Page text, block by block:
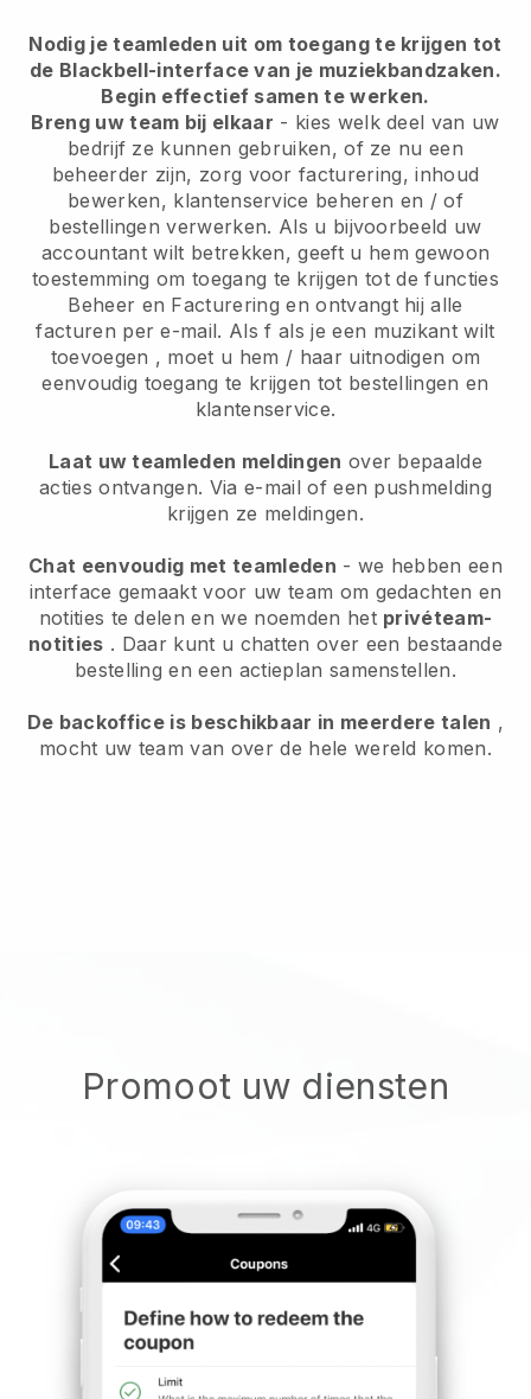
Nodig je teamleden uit om toegang te krijgen tot
de Blackbell-interface van je muziekbandzaken.
Begin effectief samen te werken.
Breng uw team bij elkaar - kies welk deel van uw
bedrijf ze kunnen gebruiken, of ze nu een
beheerder zijn, zorg voor facturering, inhoud
bewerken, klantenservice beheren en / of
bestellingen verwerken. Als u bijvoorbeeld uw
accountant wilt betrekken, geeft u hem gewoon
toestemming om toegang te krijgen tot de functies
Beheer en Facturering en ontvangt hij alle
facturen per e-mail. Alsf als je een muzikant wilt
toevoegen , moet u hem / haar uitnodigen om
eenvoudig toegang te krijgen tot bestellingen en
klantenservice.
Laat uw teamleden meldingen over bepaalde
acties ontvangen. Via e-mail of een pushmelding
krijgen ze meldingen.
Chat eenvoudig met teamleden - we hebben een
interface gemaakt voor uw team om gedachten en
notities te delen en we noemden het privéteam-
notities . Daar kunt u chatten over een bestaande
bestelling en een actieplan samenstellen.
De backoffice is beschikbaar in meerdere talen ,
mocht uw team van over de hele wereld komen.
Promoot uw diensten